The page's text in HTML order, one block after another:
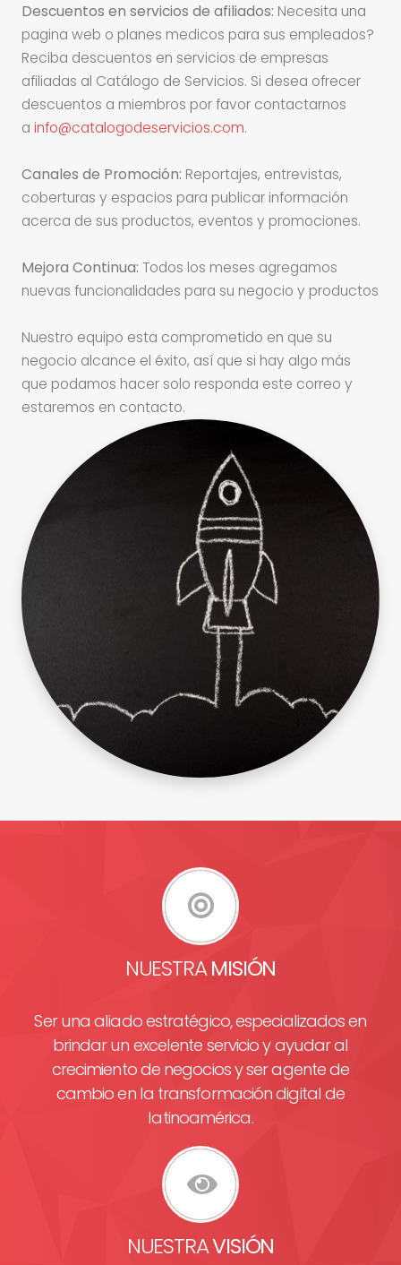
Descuentos en servicios de afiliados: Necesita una
pagina web o planes medicos para sus empleados?
Reciba descuentos en servicios de empresas
afiliadas al Catálogo de Servicios. Si desea ofrecer
descuentos a miembros por favor contactarnos
a info@catalogodeservicios.com.
Canales de Promoción: Reportajes, entrevistas,
coberturas y espacios para publicar información
acerca de sus productos, eventos y promociones.
Mejora Continua: Todos los meses agregamos
nuevas funcionalidades para su negocio y productos
Nuestro equipo esta comprometido en que su
negocio alcance el éxito, así que si hay algo más
que podamos hacer solo responda este correo y
estaremos en contacto.
NUESTRAMISIÓN
Ser una aliado estratégico, especializados en
brindar un excelente servicio y ayudar al
crecimiento de negocios y ser agente de
cambio en la transformación digital de
latinoamérica.
NUESTRAVISIÓN